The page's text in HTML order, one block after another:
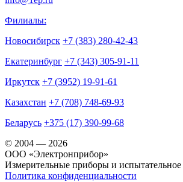
Филиалы:
Новосибирск +7 (383) 280-42-43
Екатеринбург +7 (343) 305-91-11
Иркутск +7 (3952) 19-91-61
Казахстан +7 (708) 748-69-93
Беларусь +375 (17) 390-99-68
© 2004 — 2026
OOO «Электронприбор»
Измерительные приборы и испытательное
Политика конфиденциальности